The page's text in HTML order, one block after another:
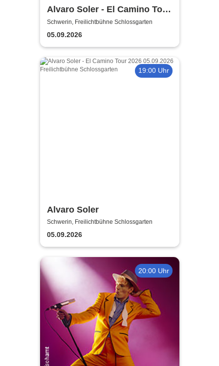
Alvaro Soler - El Camino Tour
2026
Schwerin, Freilichtbühne Schlossgarten
05.09.2026
19:00 Uhr
Alvaro Soler
Schwerin, Freilichtbühne Schlossgarten
05.09.2026
20:00 Uhr